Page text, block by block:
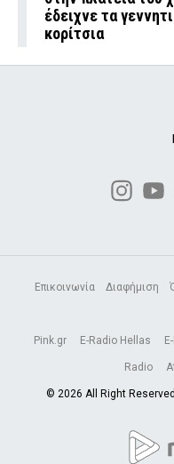
έδειχνε τα
κορίτσια
Επικοινωνία Διαφήμιση
Pink.gr E-Radio Hellas
Radio
© 2026 All Right